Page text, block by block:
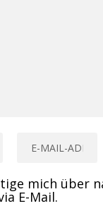
mich über
E-Mail.